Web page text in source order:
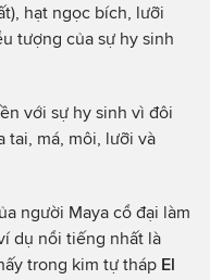
hạt ngọc bích, lưỡi
tượng của sự hy sinh
với sự hy sinh vì đôi
tai, má, môi, lưỡi và
người Maya cổ đại làm
dụ nổi tiếng nhất là
trong kim tự tháp El